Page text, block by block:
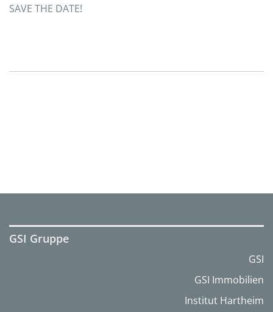
SAVE THE DATE!
GSI Gruppe
GSI
GSI Immobilien
Institut Hartheim